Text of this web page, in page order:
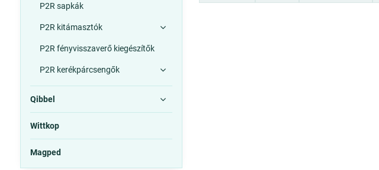
P2R sapkák
P2R kitámasztók
P2R fényvisszaverő kiegészítők
P2R kerékpárcsengők
Qibbel
Wittkop
Magped